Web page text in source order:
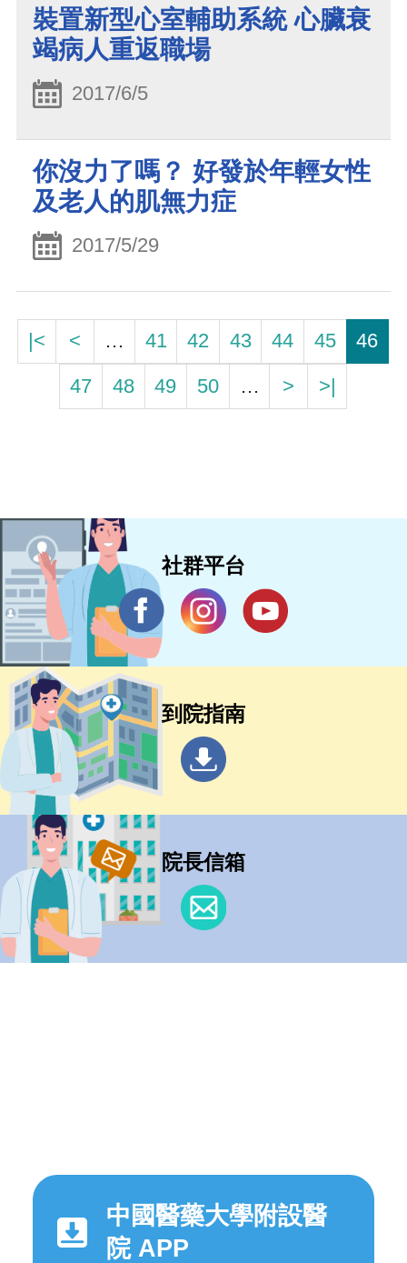
裝置新型心室輔助系統 心臟衰
竭病人重返職場
2017/6/5
你沒力了嗎？ 好發於年輕女性
及老人的肌無力症
2017/5/29
|< < … 41 42 43 44 45
46
47
48 49 50 … > >|
社群平台
到院指南
院長信箱
中國醫藥大學附設醫
院 APP